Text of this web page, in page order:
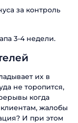
за контроль
3-4 недели.
их в
не торопится,
когда
клиентам, жалобы
И при этом
дня!
дня!